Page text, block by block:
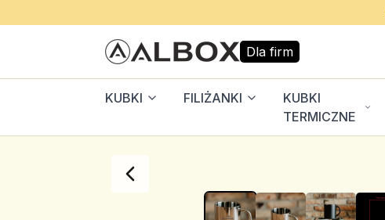
Dla firm
KUBKI FILIŻANKI
KUBKI
TERMICZNE